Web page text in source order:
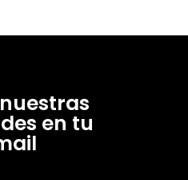
en tu